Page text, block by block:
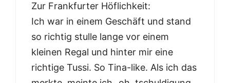
Zur Frankfurter Höflichkeit:
Ich war in einem Geschäft und stand
so richtig stulle lange vor einem
kleinen Regal und hinter mir eine
richtige Tussi. So Tina-like. Als ich das